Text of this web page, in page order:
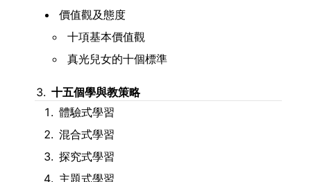
價值觀及態度
十項基本價值觀
真光兒女的十個標準
十五個學與教策略
體驗式學習
混合式學習
探究式學習
主題式學習